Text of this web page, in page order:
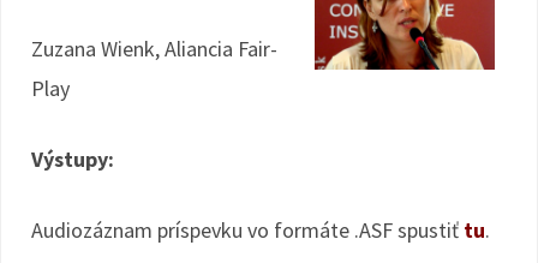
Zuzana Wienk, Aliancia Fair-
Play
Výstupy:
Audiozáznam príspevku vo formáte .ASF spustiť tu.